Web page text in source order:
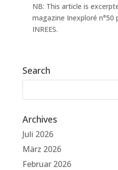
NB: This article is
magazine Inexploré n°50
INREES.
Search
Archives
Juli 2026
März 2026
Februar 2026